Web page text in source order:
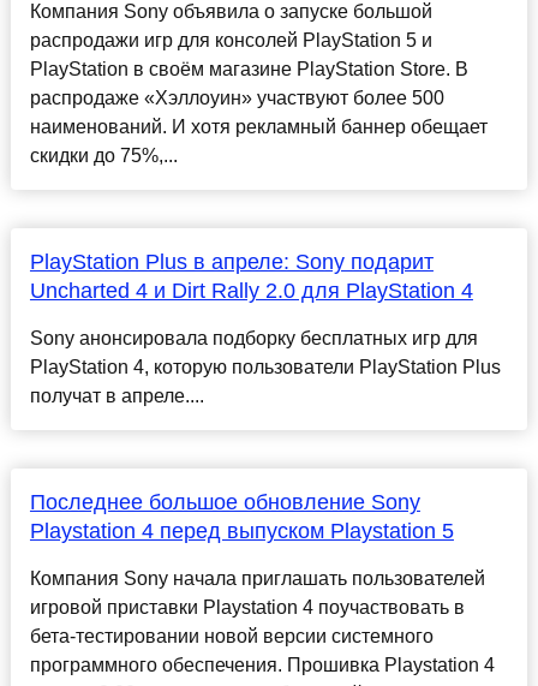
Компания Sony объявила о запуске большой
распродажи игр для консолей PlayStation 5 и
PlayStation в своём магазине PlayStation Store. В
распродаже «Хэллоуин» участвуют более 500
наименований. И хотя рекламный баннер обещает
скидки до 75%,...
PlayStation Plus в апреле: Sony подарит
Uncharted 4 и Dirt Rally 2.0 для PlayStation 4
Sony анонсировала подборку бесплатных игр для
PlayStation 4, которую пользователи PlayStation Plus
получат в апреле....
Последнее большое обновление Sony
Playstation 4 перед выпуском Playstation 5
Компания Sony начала приглашать пользователей
игровой приставки Playstation 4 поучаствовать в
бета-тестировании новой версии системного
программного обеспечения. Прошивка Playstation 4